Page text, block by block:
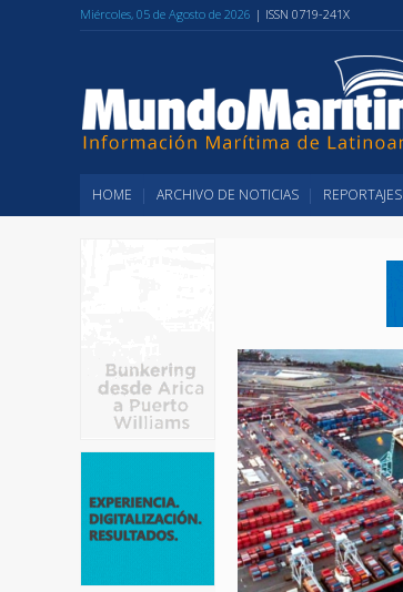
Miércoles, 05 de Agosto de 2026 | ISSN 0719-241X
HOME ARCHIVO DE NOTICIAS REPORTAJES